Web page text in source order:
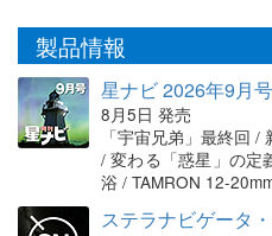
製品情報
星ナビ 2026年9月号
8月5日 発売
「宇宙兄弟」最終回
/ 変わる「惑星」の定
浴 / TAMRON 12-
ステラナビゲータ